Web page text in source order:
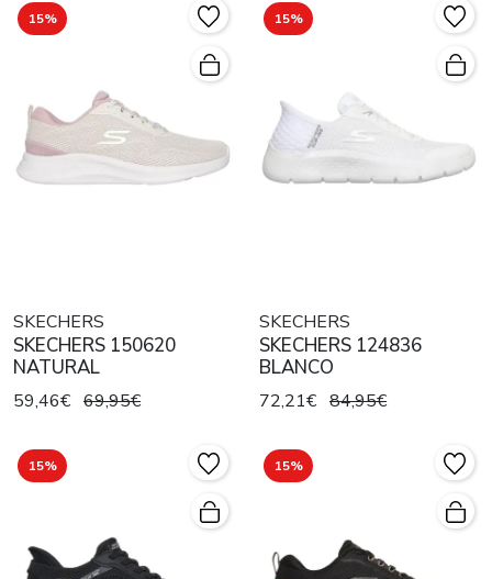
15%
SKECHERS
SKECHERS 150620
NATURAL
59,46€ 69,95€
15%
SKECHERS
SKECHERS 124836
BLANCO
72,21€ 84,95€
15% 15%